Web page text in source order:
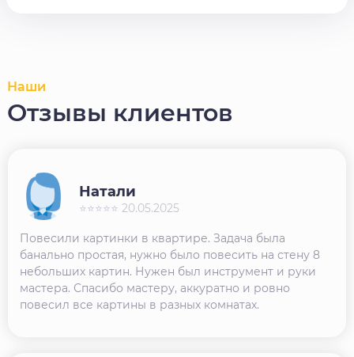
Наши
Отзывы клиентов
Повесили картинки в квартире. Задача была
банально простая, нужно было повесить на стену 8
небольших картин. Нужен был инструмент и руки
мастера. Спасибо мастеру, аккуратно и ровно
повесил все картины в разных комнатах.
Натали
⭐⭐⭐⭐⭐ 20.05.2025